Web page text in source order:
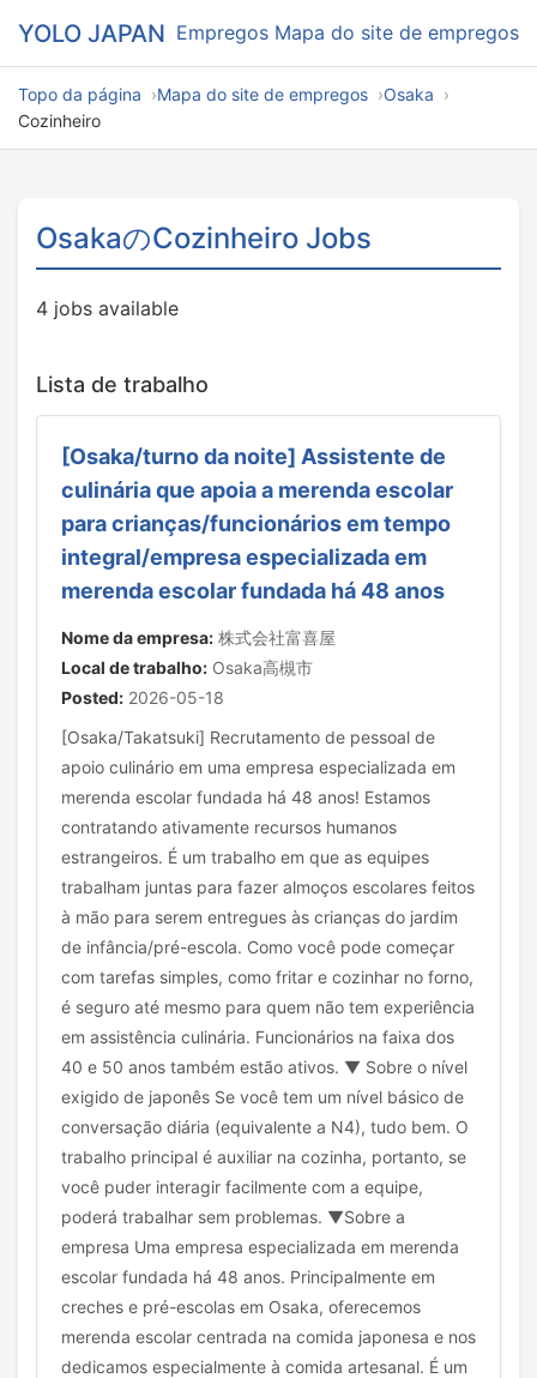
YOLO JAPAN Empregos Mapa do site de empregos
Topo da página Mapa do site de empregos
Osaka
Cozinheiro
OsakaのCozinheiro Jobs
4 jobs available
Lista de trabalho
[Osaka/turno da noite] Assistente de
culinária que apoia a merenda escolar
para crianças/funcionários em tempo
integral/empresa especializada em
merenda escolar fundada há 48 anos
Nome da empresa: 株式会社富喜屋
Local de trabalho: Osaka高槻市
Posted: 2026-05-18
[Osaka/Takatsuki] Recrutamento de pessoal de
apoio culinário em uma empresa especializada em
merenda escolar fundada há 48 anos! Estamos
contratando ativamente recursos humanos
estrangeiros. É um trabalho em que as equipes
trabalham juntas para fazer almoços escolares feitos
à mão para serem entregues às crianças do jardim
de infância/pré-escola. Como você pode começar
com tarefas simples, como fritar e cozinhar no forno,
é seguro até mesmo para quem não tem experiência
em assistência culinária. Funcionários na faixa dos
40 e 50 anos também estão ativos. ▼ Sobre o nível
exigido de japonês Se você tem um nível básico de
conversação diária (equivalente a N4), tudo bem. O
trabalho principal é auxiliar na cozinha, portanto, se
você puder interagir facilmente com a equipe,
poderá trabalhar sem problemas. ▼Sobre a
empresa Uma empresa especializada em merenda
escolar fundada há 48 anos. Principalmente em
creches e pré-escolas em Osaka, oferecemos
merenda escolar centrada na comida japonesa e nos
dedicamos especialmente à comida artesanal. É um